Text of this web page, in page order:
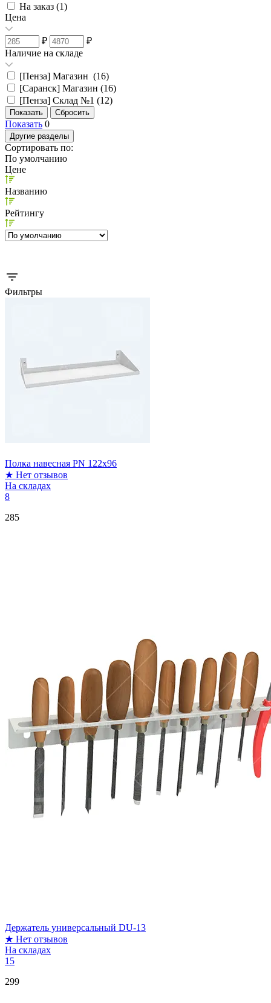
На заказ (1)
Цена
₽
₽
Наличие на складе
[Пенза] Магазин (16)
[Саранск] Магазин (16)
[Пенза] Склад №1 (12)
Показать 0
Другие разделы
Сортировать по:
По умолчанию
Цене
Названию
Рейтингу
Фильтры
Полка навесная PN 122x96
★ Нет отзывов
На складах
8
285
Держатель универсальный DU-13
★ Нет отзывов
На складах
15
299